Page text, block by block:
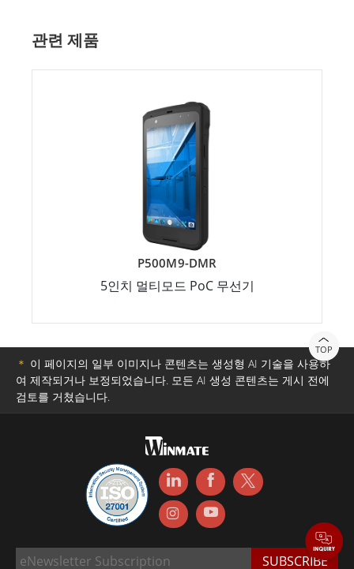
관련 제품
P500M9-DMR
5인치 멀티모드 PoC 무선기
TOP
＊ 이 페이지의 일부 이미지나 콘텐츠는 생성형 AI 기술을 사용하
여 제작되거나 보정되었습니다. 모든 AI 생성 콘텐츠는 게시 전에
검토를 거쳤습니다.